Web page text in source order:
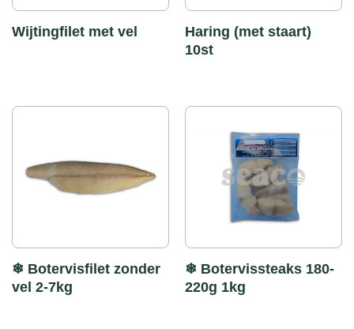
Wijtingfilet met vel
Haring (met staart)
10st
❄ Botervisfilet zonder
vel 2-7kg
❄ Botervissteaks 180-
220g 1kg